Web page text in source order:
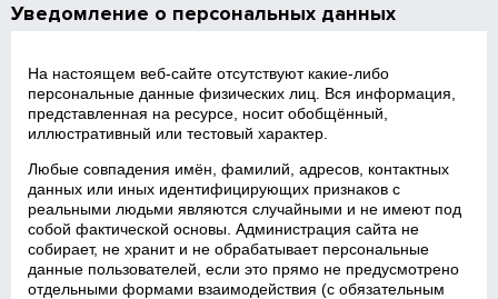
Уведомление о персональных данных
На настоящем веб‑сайте отсутствуют какие‑либо
персональные данные физических лиц. Вся информация,
представленная на ресурсе, носит обобщённый,
иллюстративный или тестовый характер.
Любые совпадения имён, фамилий, адресов, контактных
данных или иных идентифицирующих признаков с
реальными людьми являются случайными и не имеют под
собой фактической основы. Администрация сайта не
собирает, не хранит и не обрабатывает персональные
данные пользователей, если это прямо не предусмотрено
отдельными формами взаимодействия (с обязательным